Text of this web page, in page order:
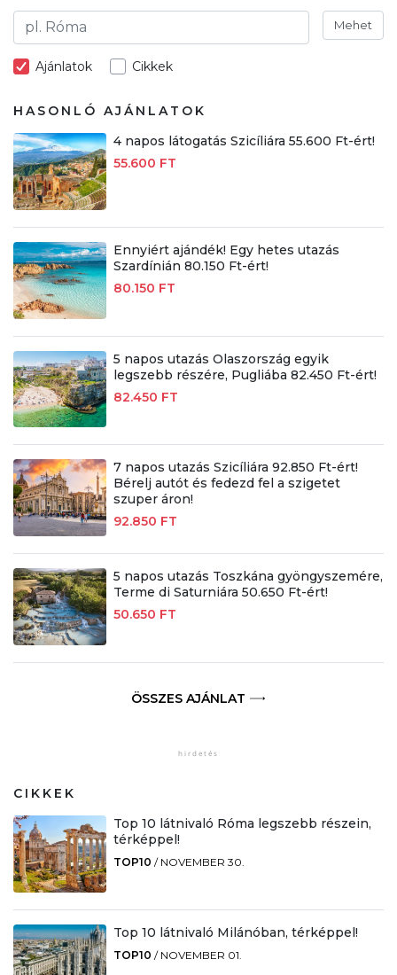
Mehet
Ajánlatok Cikkek
HASONLÓ AJÁNLATOK
4 napos látogatás Szicíliára 55.600 Ft-ért!
55.600 FT
Ennyiért ajándék! Egy hetes utazás
Szardínián 80.150 Ft-ért!
80.150 FT
5 napos utazás Olaszország egyik
legszebb részére, Pugliába 82.450 Ft-ért!
82.450 FT
7 napos utazás Szicíliára 92.850 Ft-ért!
Bérelj autót és fedezd fel a szigetet
szuper áron!
92.850 FT
5 napos utazás Toszkána gyöngyszemére,
Terme di Saturniára 50.650 Ft-ért!
50.650 FT
ÖSSZES AJÁNLAT
CIKKEK
Top 10 látnivaló Róma legszebb részein,
térképpel!
TOP10 / NOVEMBER 30.
Top 10 látnivaló Milánóban, térképpel!
TOP10 / NOVEMBER 01.